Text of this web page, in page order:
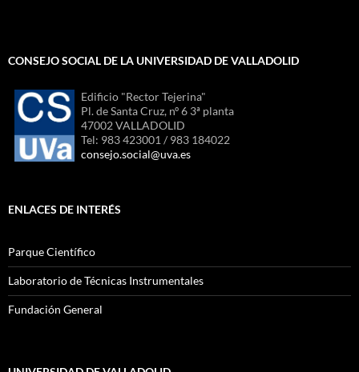
CONSEJO SOCIAL DE LA UNIVERSIDAD DE VALLADOLID
Edificio "Rector Tejerina"
Pl. de Santa Cruz, nº 6 3ª planta
47002 VALLADOLID
Tel: 983 423001 / 983 184022
consejo.social@uva.es
ENLACES DE INTERÉS
Parque Científico
Laboratorio de Técnicas Instrumentales
Fundación General